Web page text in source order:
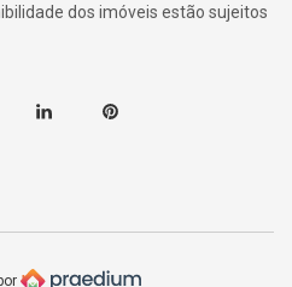
dos imóveis estão sujeitos
Linkedin Pinterest